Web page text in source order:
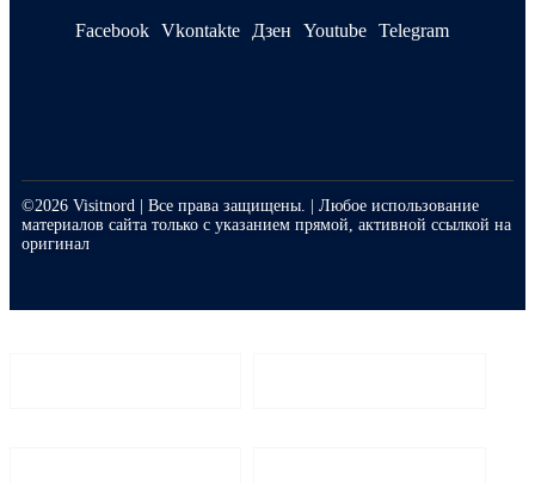
Facebook Vkontakte Дзен Youtube Telegram
©2026 Visitnord | Все права защищены. | Любое использование
материалов сайта только с указанием прямой, активной ссылкой на
оригинал